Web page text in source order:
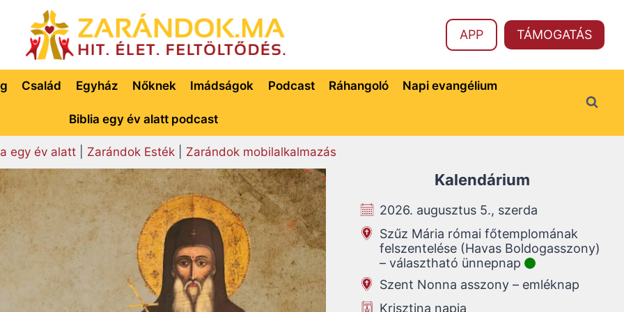
APP TÁMOGATÁS
Család Egyház Nőknek Imádságok Podcast Ráhangoló Napi evangélium
Biblia egy év alatt podcast
egy év alatt| Zarándok Esték| Zarándok mobilalkalmazás
Kalendárium
2026. augusztus 5., szerda
Szűz Mária római főtemplomának
felszentelése (Havas Boldogasszony)
– választható ünnepnap
Szent Nonna asszony – emléknap
Krisztina napja